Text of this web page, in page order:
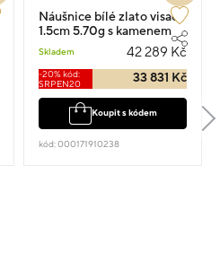
Náušnice bílé zlato visací
1.5cm 5.70g s kamenem
Skladem 42 289 Kč
-20% kód:
SRPEN20
33 831 Kč
Koupit s kódem
kód: 000171910238